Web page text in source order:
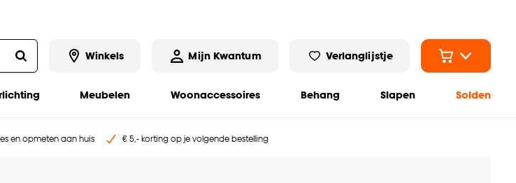
Winkels Mijn Kwantum Verlanglijstje
Meubelen Woonaccessoires Behang Slapen Solden
en opmeten aan huis € 5,- korting op je volgende bestelling